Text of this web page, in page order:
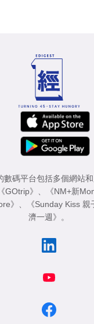
數碼平台包括多個網站
《GOtrip》 《NM+新
》 《Sunday Kiss 親
濟一週》
。